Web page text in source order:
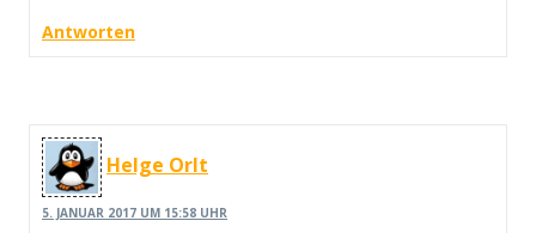
Antworten
Helge Orlt
5. JANUAR 2017 UM 15:58 UHR